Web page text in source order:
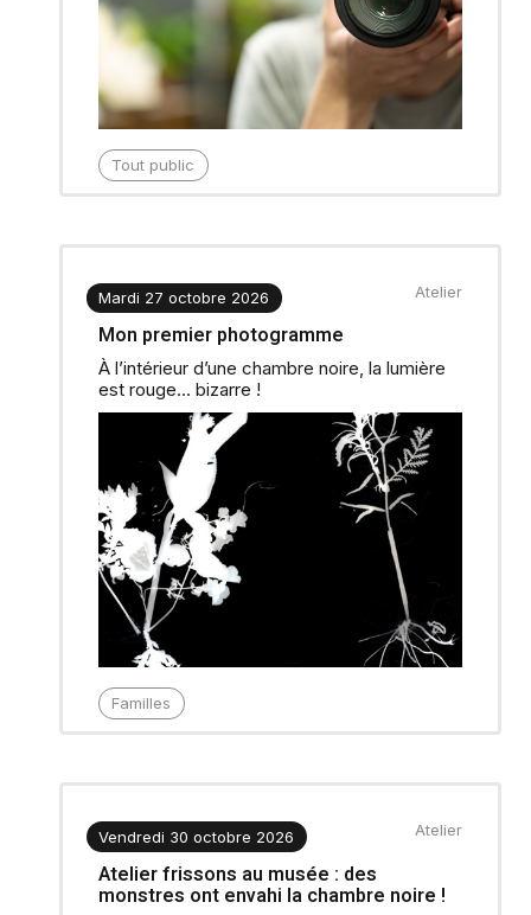
Tout public
Mardi 27 octobre 2026
Mon premier photogramme
À l’intérieur d’une chambre noire, la lumière
est rouge... bizarre !
Atelier
Familles
Vendredi 30 octobre 2026
Atelier frissons au musée : des
monstres ont envahi la chambre noire !
Atelier